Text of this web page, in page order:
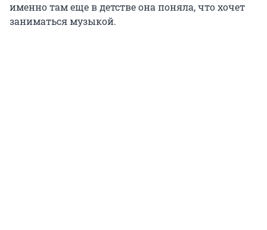
именно там еще в детстве она поняла, что хочет
заниматься музыкой.